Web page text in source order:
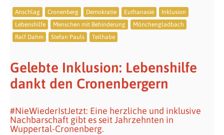
Anschlag Cronenberg Demokratie Euthanasie
Inklusion
Lebenshilfe
Menschen mit Behinderung
Mönchengladbach
Ralf Dahm
Stefan Pauls Teilhabe
Gelebte Inklusion: Lebenshilfe
dankt den Cronenbergern
#NieWiederIstJetzt: Eine herzliche und inklusive
Nachbarschaft gibt es seit Jahrzehnten in
Wuppertal-Cronenberg.